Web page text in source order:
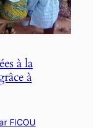
à la
à
FICOU